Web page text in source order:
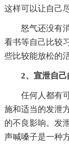
这样可以让自己
怒气还没有
看书等自己比较
些比较能放松的
2、宣泄自
任何人都有
施和适当的发泄
的不良影响。发
声喊嗓子是一种